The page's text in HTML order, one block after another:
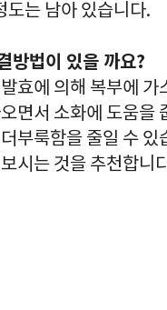
는 남아 있습니다.
방법이 있을 까요?
효에 의해 복부에 가
면서 소화에 도움을
부룩함을 줄일 수 있
시는 것을 추천합니